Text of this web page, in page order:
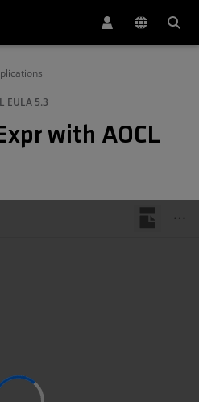
EULA 5.3
with AOCL